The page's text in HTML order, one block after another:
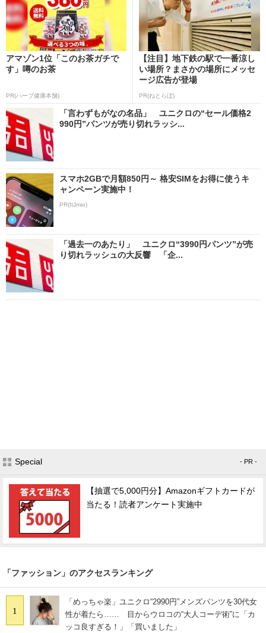
アマゾン1位「このお茶ガチで
す」噂のお茶
PR(ハーブ健康本舗)
【注目】地下鉄の駅で一番涼し
い場所？まさかの場所にメッセ
ージ広告が登場
PR(ねとらぼ)
「言わずもがなの名品」 ユニクロの“セール価格2
990円”パンツが売り切れラッシ...
スマホ2GBで月額850円～ 格安SIMをお得に使うキ
ャンペーン実施中！
PR(IIJmio)
「過去一のあたり」 ユニクロ“3990円パンツ”が売
り切れラッシュの大反響 「企...
Special - PR -
【抽選で5,000円分】Amazonギフトカードが
当たる！読者アンケート実施中
「ファッション」のアクセスランキング
1
「めっちゃ楽」ユニクロ“2990円”メンズパンツを30代女
性が着たら…… 目からウロコの“大人コーデ術”に「カ
ッコ良すぎる！」「買いました」